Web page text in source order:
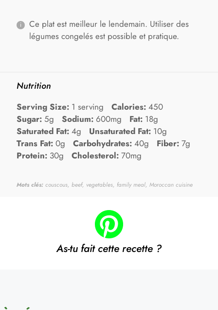
Ce plat est meilleur le lendemain. Utiliser des
légumes congelés est possible et pratique.
Nutrition
Serving Size: 1 serving Calories: 450
Sugar: 5g Sodium: 600mg Fat: 18g
Saturated Fat: 4g Unsaturated Fat: 10g
Trans Fat: 0g Carbohydrates: 40g Fiber: 7g
Protein: 30g Cholesterol: 70mg
Mots clés: couscous, beef, vegetables, family meal, Moroccan cuisine
As-tu fait cette recette ?